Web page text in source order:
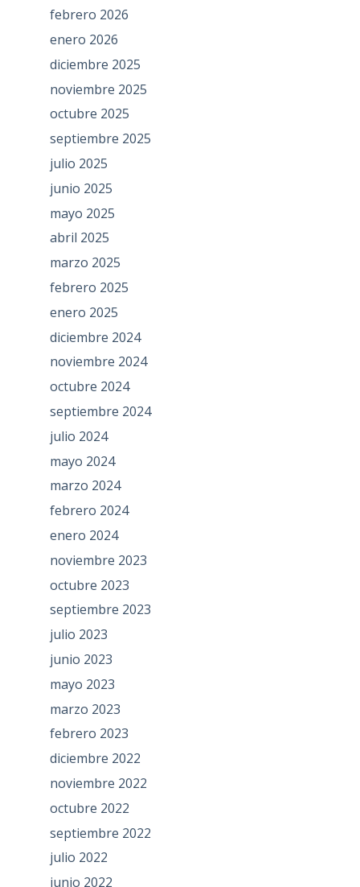
febrero 2026
enero 2026
diciembre 2025
noviembre 2025
octubre 2025
septiembre 2025
julio 2025
junio 2025
mayo 2025
abril 2025
marzo 2025
febrero 2025
enero 2025
diciembre 2024
noviembre 2024
octubre 2024
septiembre 2024
julio 2024
mayo 2024
marzo 2024
febrero 2024
enero 2024
noviembre 2023
octubre 2023
septiembre 2023
julio 2023
junio 2023
mayo 2023
marzo 2023
febrero 2023
diciembre 2022
noviembre 2022
octubre 2022
septiembre 2022
julio 2022
junio 2022